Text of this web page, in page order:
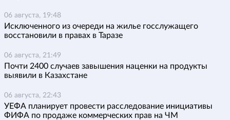
06 августа, 19:48
Исключенного из очереди на жилье госслужащего
восстановили в правах в Таразе
06 августа, 21:49
Почти 2400 случаев завышения наценки на продукты
выявили в Казахстане
06 августа, 22:43
УЕФА планирует провести расследование инициативы
ФИФА по продаже коммерческих прав на ЧМ